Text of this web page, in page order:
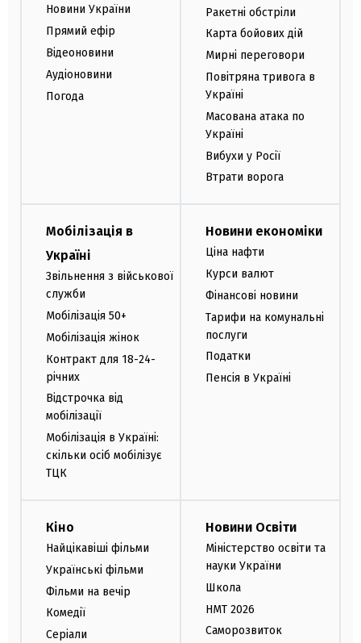
Новини України
Прямий ефір
Відеоновини
Аудіоновини
Погода
Ракетні обстріли
Карта бойових дій
Мирні переговори
Повітряна тривога в
Україні
Масована атака по
Україні
Вибухи у Росії
Втрати ворога
Мобілізація в
Україні
Звільнення з військової
служби
Мобілізація 50+
Мобілізація жінок
Контракт для 18-24-
річних
Відстрочка від
мобілізації
Мобілізація в Україні:
скільки осіб мобілізує
ТЦК
Новини економіки
Ціна нафти
Курси валют
Фінансові новини
Тарифи на комунальні
послуги
Податки
Пенсія в Україні
Кіно
Найцікавіші фільми
Українські фільми
Фільми на вечір
Комедії
Серіали
Новини Освіти
Міністерство освіти та
науки України
Школа
НМТ 2026
Саморозвиток